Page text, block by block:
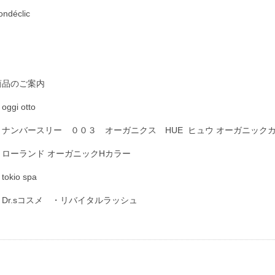
品のご案内
oggi otto
ナンバースリー ００３ オーガニクス HUE ヒュウ オーガニック
ローランド オーガニックHカラー
tokio spa
Dr.sコスメ ・リバイタルラッシュ